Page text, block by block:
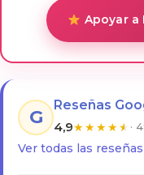
Apoyar a
G
Reseñas
4,9★★★★★ ·
Ver todas las